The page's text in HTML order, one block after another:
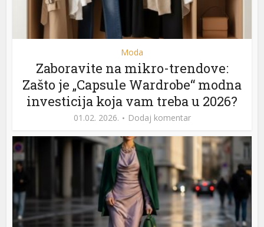
Moda
Zaboravite na mikro-trendove:
Zašto je „Capsule Wardrobe“ modna
investicija koja vam treba u 2026?
01.02. 2026. Dodaj komentar